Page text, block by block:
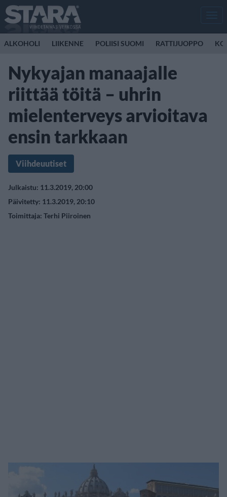
ALKOHOLI LIIKENNE POLIISI SUOMI RATTIJUOPPO
Nykyajan manaajalle
riittää töitä – uhrin
mielenterveys arvioitava
ensin tarkkaan
Viihdeuutiset
Julkaistu: 11.3.2019, 20:00
Päivitetty: 11.3.2019, 20:10
Toimittaja: Terhi Piiroinen